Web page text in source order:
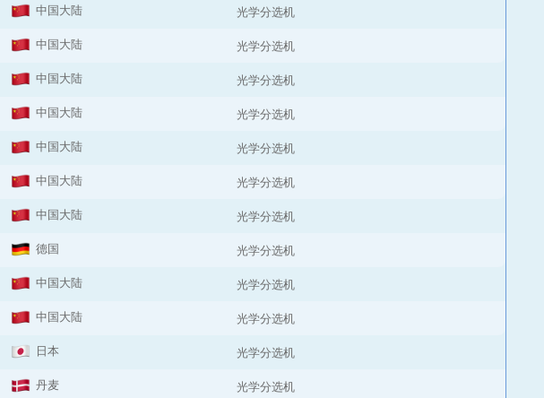
中国大陆 光学分选机
中国大陆 光学分选机
中国大陆 光学分选机
中国大陆 光学分选机
中国大陆 光学分选机
中国大陆 光学分选机
中国大陆 光学分选机
德国 光学分选机
中国大陆 光学分选机
中国大陆 光学分选机
日本 光学分选机
丹麦 光学分选机